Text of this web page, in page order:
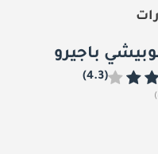
باجيرو
(4.3)